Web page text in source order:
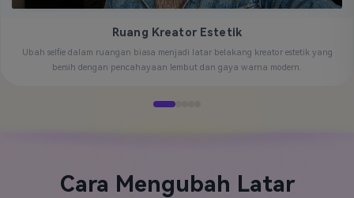
Ruang Kreator Estetik
Ubah selfie dalam ruangan biasa menjadi latar belakang kreator estetik yang
bersih dengan pencahayaan lembut dan gaya warna modern.
Cara Mengubah Latar